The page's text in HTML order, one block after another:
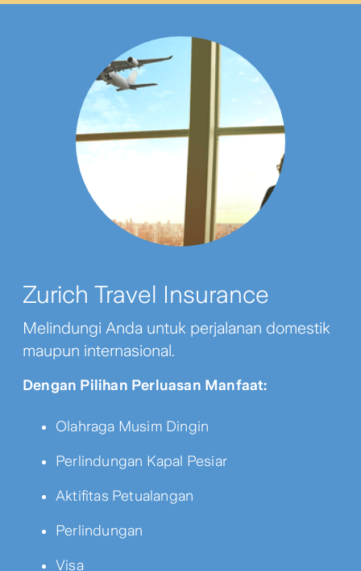
Zurich Travel Insurance
Melindungi Anda untuk perjalanan domestik
maupun internasional.
Dengan Pilihan Perluasan Manfaat:
Olahraga Musim Dingin
Perlindungan Kapal Pesiar
Aktifitas Petualangan
Perlindungan
Visa